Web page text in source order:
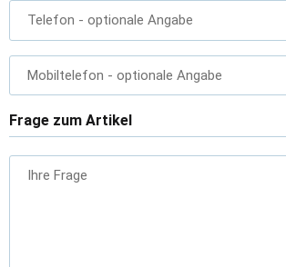
Telefon - optionale Angabe
Mobiltelefon - optionale Angabe
Frage zum Artikel
Ihre Frage